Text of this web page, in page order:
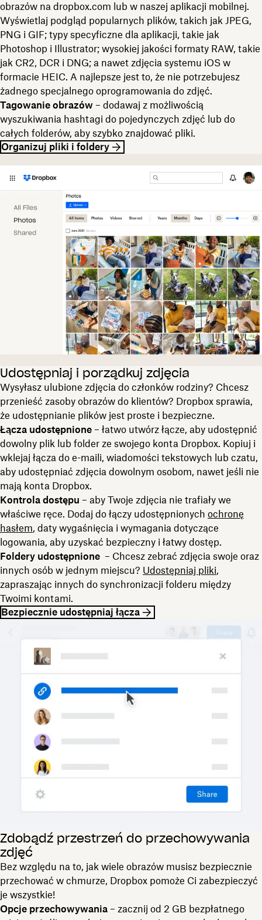
obrazów na dropbox.com lub w naszej aplikacji mobilnej.
Wyświetlaj podgląd popularnych plików, takich jak JPEG,
PNG i GIF; typy specyficzne dla aplikacji, takie jak
Photoshop i Illustrator; wysokiej jakości formaty RAW, takie
jak CR2, DCR i DNG; a nawet zdjęcia systemu iOS w
formacie HEIC. A najlepsze jest to, że nie potrzebujesz
żadnego specjalnego oprogramowania do zdjęć.
Tagowanie obrazów – dodawaj z możliwością
wyszukiwania hashtagi do pojedynczych zdjęć lub do
całych folderów, aby szybko znajdować pliki.
Organizuj pliki i foldery
Udostępniaj i porządkuj zdjęcia
Wysyłasz ulubione zdjęcia do członków rodziny? Chcesz
przenieść zasoby obrazów do klientów? Dropbox sprawia,
że udostępnianie plików jest proste i bezpieczne.
Łącza udostępnione – łatwo utwórz łącze, aby udostępnić
dowolny plik lub folder ze swojego konta Dropbox. Kopiuj i
wklejaj łącza do e-maili, wiadomości tekstowych lub czatu,
aby udostępniać zdjęcia dowolnym osobom, nawet jeśli nie
mają konta Dropbox.
Kontrola dostępu – aby Twoje zdjęcia nie trafiały we
właściwe ręce. Dodaj do łączy udostępnionych ochronę
hasłem, daty wygaśnięcia i wymagania dotyczące
logowania, aby uzyskać bezpieczny i łatwy dostęp.
Foldery udostępnione – Chcesz zebrać zdjęcia swoje oraz
innych osób w jednym miejscu? Udostępniaj pliki,
zapraszając innych do synchronizacji folderu między
Twoimi kontami.
Bezpiecznie udostępniaj łącza
Zdobądź przestrzeń do przechowywania
zdjęć
Bez względu na to, jak wiele obrazów musisz bezpiecznie
przechować w chmurze, Dropbox pomoże Ci zabezpieczyć
je wszystkie!
Opcje przechowywania – zacznij od 2 GB bezpłatnego